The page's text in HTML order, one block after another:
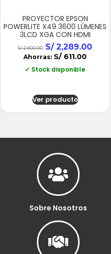
PROYECTOR EPSON
POWERLITE X49 3600 LÚMENES
3LCD XGA CON HDMI
S/2,900.00 S/2,289.00
Ahorras: S/ 611.00
✓ Stock disponible
Ver producto
Sobre Nosotros